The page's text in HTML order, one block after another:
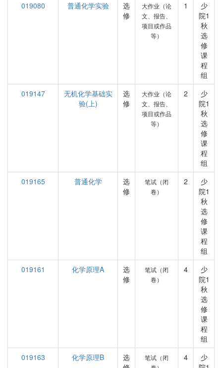
019080
普通化学实验
选
修
大作业（论
文、报告、
项目或作品
等）
1
少
院1
秋
选
修
课
程
组
019147
无机化学基础实
验(上)
选
修
大作业（论
文、报告、
项目或作品
等）
2
少
院1
秋
选
修
课
程
组
019165
普通化学
选
修
笔试（闭
卷）
2
少
院1
秋
选
修
课
程
组
019161
化学原理A
选
修
笔试（闭
卷）
4
少
院1
秋
选
修
课
程
组
019163
化学原理B
选
笔试（闭
4
少